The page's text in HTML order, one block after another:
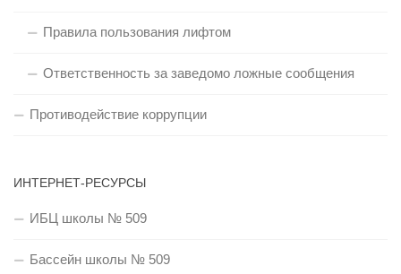
Правила пользования лифтом
Ответственность за заведомо ложные сообщения
Противодействие коррупции
ИНТЕРНЕТ-РЕСУРСЫ
ИБЦ школы № 509
Бассейн школы № 509